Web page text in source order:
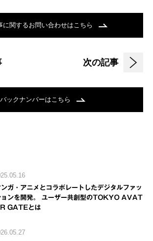
に関するお問い合わせはこちら
次の記事
バックナンバーはこちら
ンガ・アニメとコラボレートしたデジタルファッ
ョンを開発。 ユーザー共創型のTOKYO AVAT
GATEとは